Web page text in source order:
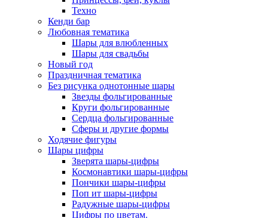
Техно
Кенди бар
Любовная тематика
Шары для влюбленных
Шары для свадьбы
Новый год
Праздничная тематика
Без рисунка однотонные шары
Звезды фольгированные
Круги фольгированные
Сердца фольгированные
Сферы и другие формы
Ходячие фигуры
Шары цифры
Зверята шары-цифры
Космонавтики шары-цифры
Пончики шары-цифры
Поп ит шары-цифры
Радужные шары-цифры
Цифры по цветам.